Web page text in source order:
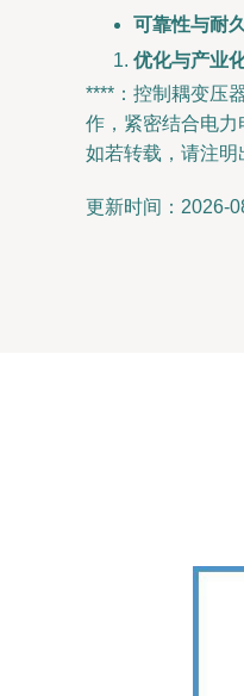
可靠性与耐
优化与产业
****：控制耦变压
作，紧密结合电力
如若转载，请注明
更新时间：2026-